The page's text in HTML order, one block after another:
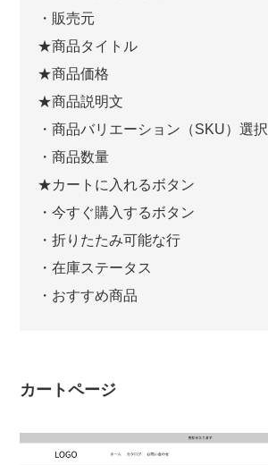
・販売元
★商品タイトル
★商品価格
★商品説明文
・商品バリエーション（SKU）選択
・商品数量
★カートに入れるボタン
・今すぐ購入するボタン
・折りたたみ可能な行
・在庫ステータス
・おすすめ商品
カートページ